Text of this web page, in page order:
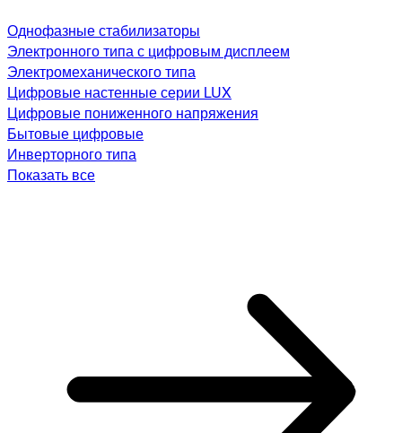
Однофазные стабилизаторы
Электронного типа с цифровым дисплеем
Электромеханического типа
Цифровые настенные серии LUX
Цифровые пониженного напряжения
Бытовые цифровые
Инверторного типа
Показать все